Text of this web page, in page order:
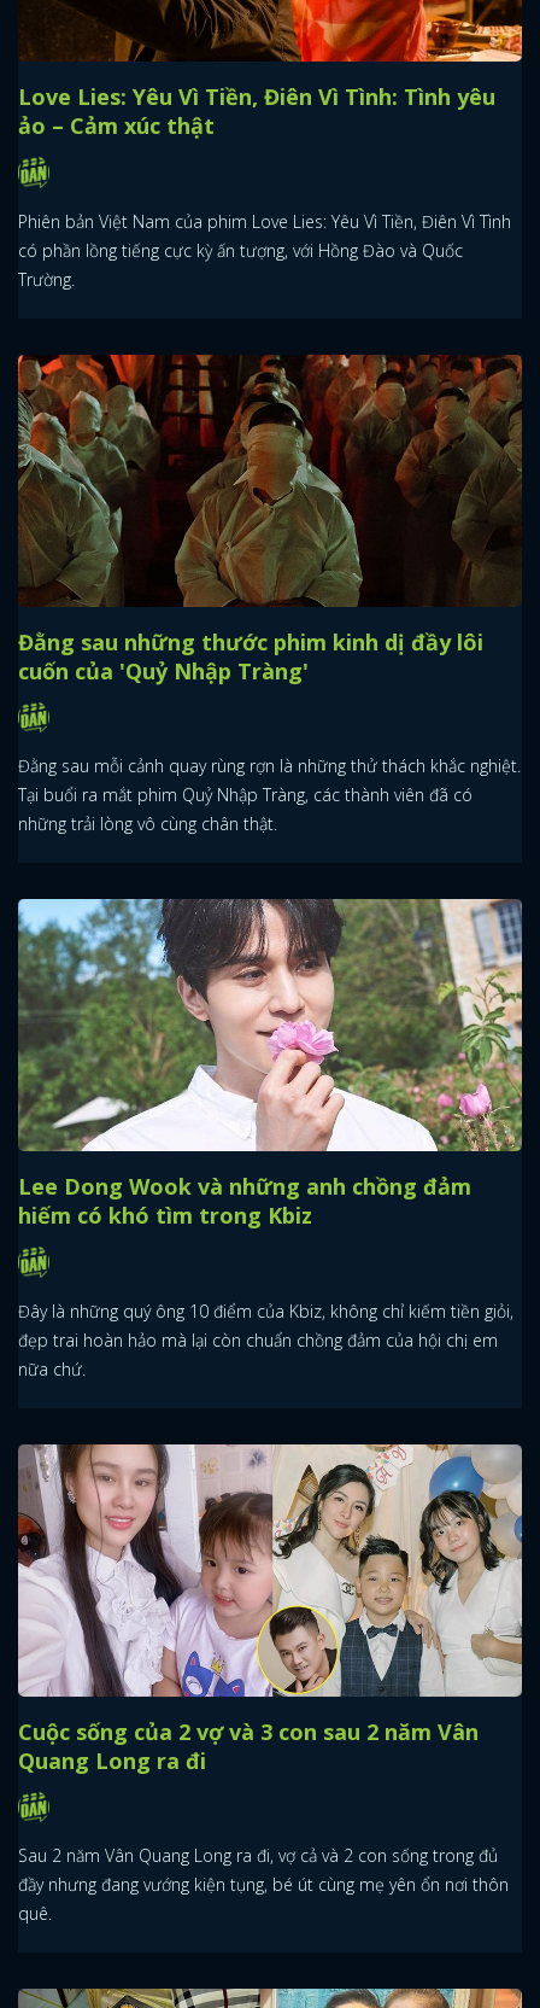
Love Lies: Yêu Vì Tiền, Điên Vì Tình: Tình yêu
ảo – Cảm xúc thật
Phiên bản Việt Nam của phim Love Lies: Yêu Vì Tiền, Điên Vì Tình
có phần lồng tiếng cực kỳ ấn tượng, với Hồng Đào và Quốc
Trường.
Đằng sau những thước phim kinh dị đầy lôi
cuốn của 'Quỷ Nhập Tràng'
Đằng sau mỗi cảnh quay rùng rợn là những thử thách khắc nghiệt.
Tại buổi ra mắt phim Quỷ Nhập Tràng, các thành viên đã có
những trải lòng vô cùng chân thật.
Lee Dong Wook và những anh chồng đảm
hiếm có khó tìm trong Kbiz
Đây là những quý ông 10 điểm của Kbiz, không chỉ kiếm tiền giỏi,
đẹp trai hoàn hảo mà lại còn chuẩn chồng đảm của hội chị em
nữa chứ.
Cuộc sống của 2 vợ và 3 con sau 2 năm Vân
Quang Long ra đi
Sau 2 năm Vân Quang Long ra đi, vợ cả và 2 con sống trong đủ
đầy nhưng đang vướng kiện tụng, bé út cùng mẹ yên ổn nơi thôn
quê.